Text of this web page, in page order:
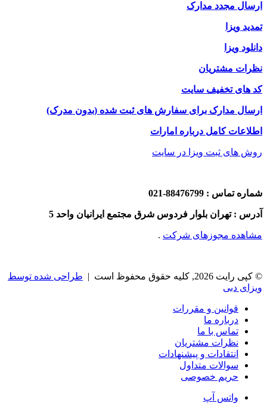
ارسال مجدد مدارک
تمدید ویزا
دانلود ویزا
نظرات مشتریان
کد های تخفیف سایت
ارسال مدارک برای سفارش های ثبت شده (بدون مدرک)
اطلاعات کامل درباره امارات
روش های ثبت ویزا در سایت
شماره تماس : 88476799-021
آدرس : تهران بلوار فردوس شرق مجتمع ایرانیان واحد 5
مشاهده مجوزهای شرکت .
© کپی رایت 2026, کلیه حقوق محفوظ است |
طراحی شده توسط
ویزای دبی
قوانین و مقررات
درباره ما
تماس با ما
نظرات مشتریان
انتقادات و پیشنهادات
سوالات متداول
حریم خصوصی
واتس آپ